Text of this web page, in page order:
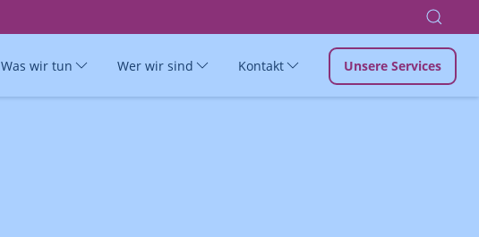
Was wir tun Wer wir sind Kontakt Unsere Services